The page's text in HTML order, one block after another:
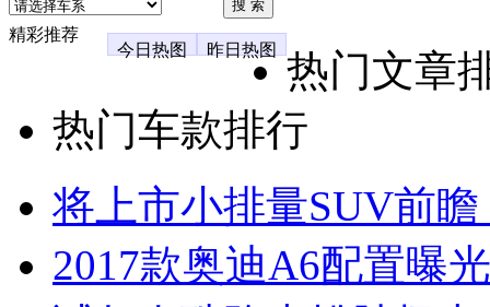
精彩推荐
今日热图
昨日热图
热门文章
热门车款排行
将上市小排量SUV前
2017款奥迪A6配置曝